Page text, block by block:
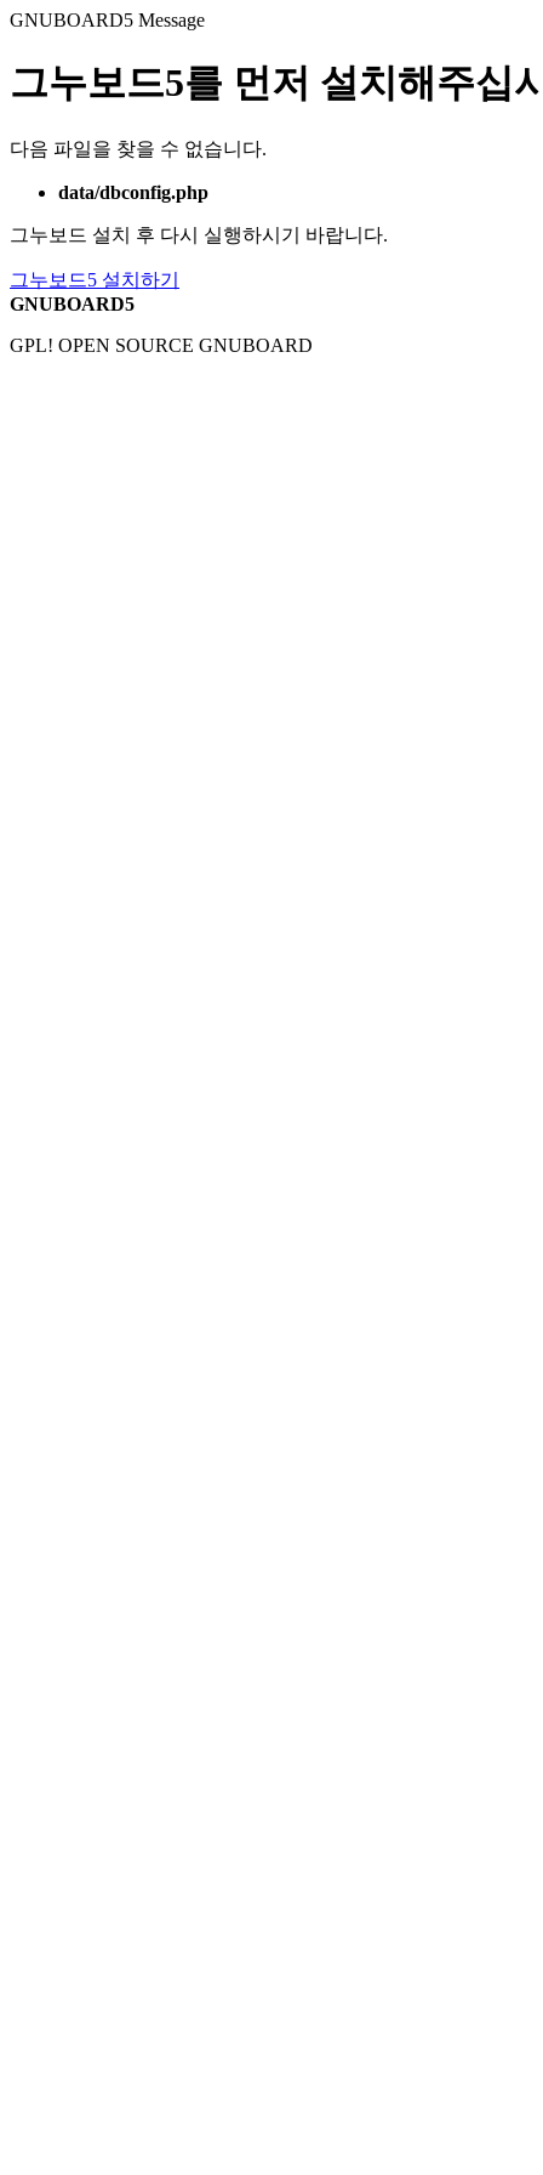
GNUBOARD5 Message
그누보드5를 먼저 설치해주십
다음 파일을 찾을 수 없습니다.
data/dbconfig.php
그누보드 설치 후 다시 실행하시기 바랍니다.
그누보드5 설치하기
GNUBOARD5
GPL! OPEN SOURCE GNUBOARD